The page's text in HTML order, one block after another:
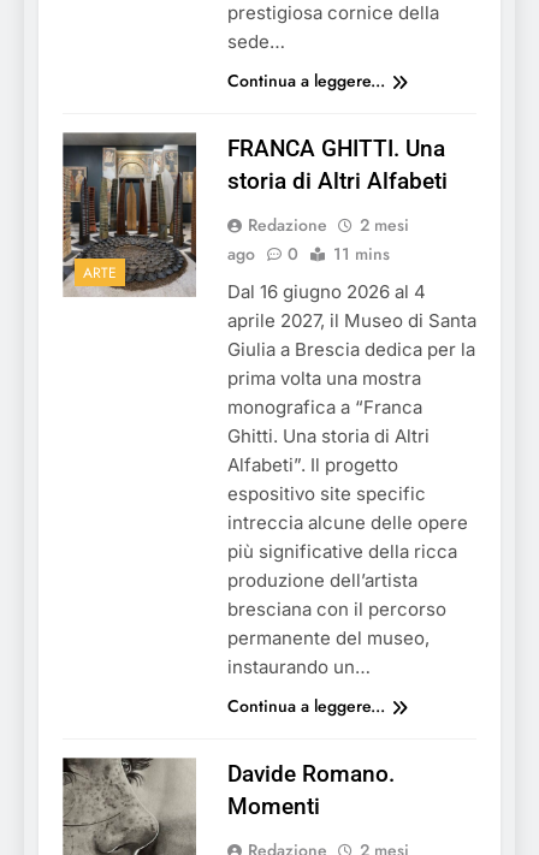
prestigiosa cornice della
sede…
Continua a leggere...
ARTE
FRANCA GHITTI. Una
storia di Altri Alfabeti
Redazione
2 mesi
ago
0 11 mins
Dal 16 giugno 2026 al 4
aprile 2027, il Museo di Santa
Giulia a Brescia dedica per la
prima volta una mostra
monografica a “Franca
Ghitti. Una storia di Altri
Alfabeti”. Il progetto
espositivo site specific
intreccia alcune delle opere
più significative della ricca
produzione dell’artista
bresciana con il percorso
permanente del museo,
instaurando un…
Continua a leggere...
Davide Romano.
Momenti